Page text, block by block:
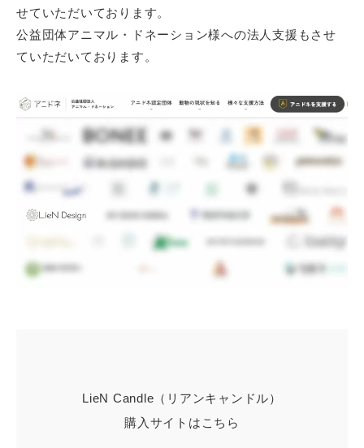
せていただいております。
公益団体アニマル・ドネーション様への法人支援もさせ
ていただいております。
LieN Candle（リアンキャンドル）
購入サイトはこちら